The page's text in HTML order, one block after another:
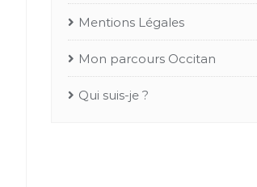
Mentions Légales
Mon parcours Occitan
Qui suis-je ?